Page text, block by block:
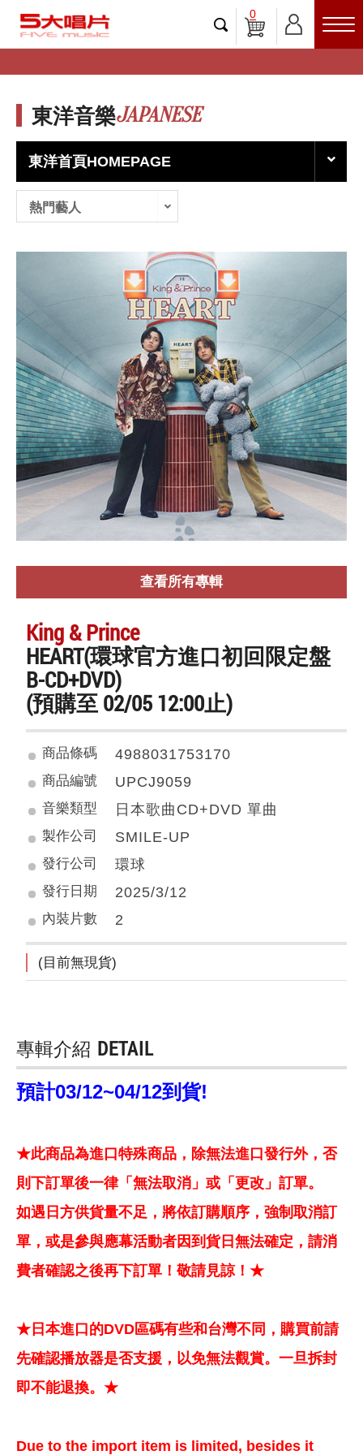
0
東洋音樂JAPANESE
東洋首頁HOMEPAGE
熱門藝人
查看所有專輯
King & Prince
HEART(環球官方進口初回限定盤
B-CD+DVD)
(預購至 02/05 12:00止)
商品條碼 4988031753170
商品編號 UPCJ9059
音樂類型 日本歌曲CD+DVD 單曲
製作公司 SMILE-UP
發行公司 環球
發行日期 2025/3/12
內裝片數 2
(目前無現貨)
專輯介紹 DETAIL
預計03/12~04/12到貨!
★此商品為進口特殊商品，除無法進口發行外，否
則下訂單後一律「無法取消」或「更改」訂單。
如遇日方供貨量不足，將依訂購順序，強制取消訂
單，或是參與應幕活動者因到貨日無法確定，請消
費者確認之後再下訂單！敬請見諒！★
★日本進口的DVD區碼有些和台灣不同，購買前請
先確認播放器是否支援，以免無法觀賞。一旦拆封
即不能退換。★
Due to the import item is limited, besides it